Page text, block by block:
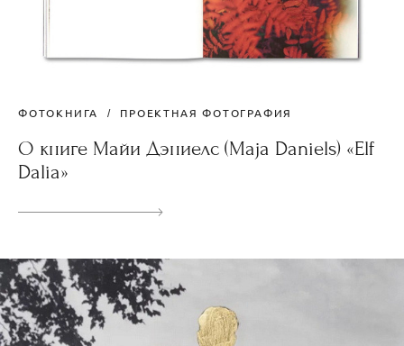
ФОТОКНИГА ПРОЕКТНАЯ ФОТОГРАФИЯ
О книге Майи Дэниелс (Maja Daniels) «Elf
Dalia»